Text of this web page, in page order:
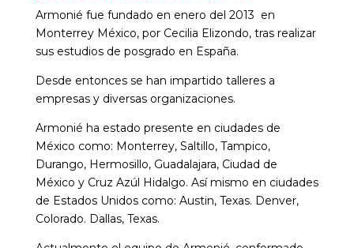
Armonié fue fundado en enero del 2013 en
Monterrey México, por Cecilia Elizondo, tras realizar
sus estudios de posgrado en España.
Desde entonces se han impartido talleres a
empresas y diversas organizaciones.
Armonié ha estado presente en ciudades de
México como: Monterrey, Saltillo, Tampico,
Durango, Hermosillo, Guadalajara, Ciudad de
México y Cruz Azúl Hidalgo. Así mismo en ciudades
de Estados Unidos como: Austin, Texas. Denver,
Colorado. Dallas, Texas.